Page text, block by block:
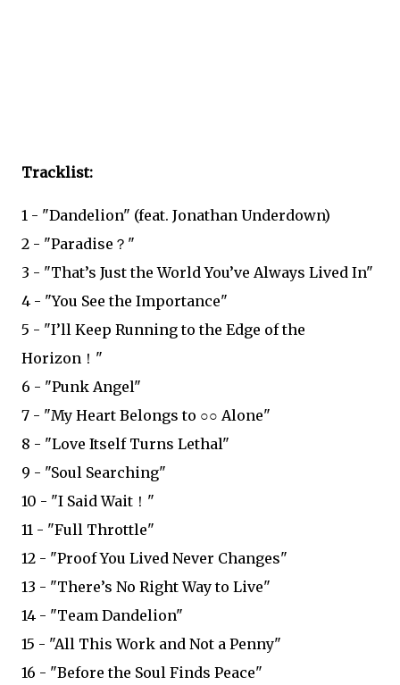
Tracklist:
1 - "Dandelion" (feat. Jonathan Underdown)
2 - "Paradise？"
3 - "That’s Just the World You’ve Always Lived In"
4 - "You See the Importance"
5 - "I’ll Keep Running to the Edge of the
Horizon！"
6 - "Punk Angel"
7 - "My Heart Belongs to ○○ Alone"
8 - "Love Itself Turns Lethal"
9 - "Soul Searching"
10 - "I Said Wait！"
11 - "Full Throttle"
12 - "Proof You Lived Never Changes"
13 - "There’s No Right Way to Live"
14 - "Team Dandelion"
15 - "All This Work and Not a Penny"
16 - "Before the Soul Finds Peace"